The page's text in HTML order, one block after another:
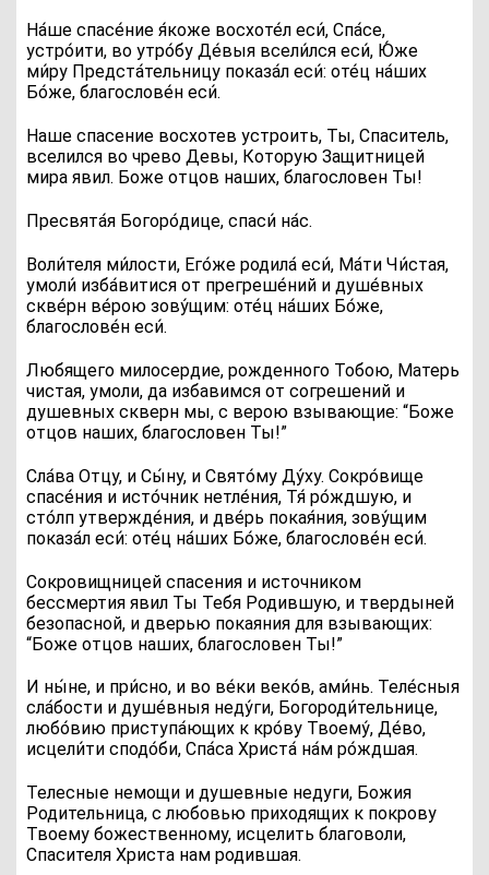
На́ше спасе́ние я́коже восхоте́л еси́, Спа́се,
устро́ити, во утро́бу Де́выя всели́лся еси́, Ю́же
ми́ру Предста́тельницу показа́л еси́: оте́ц на́ших
Бо́же, благослове́н еси́.
Наше спасение восхотев устроить, Ты, Спаситель,
вселился во чрево Девы, Которую Защитницей
мира явил. Боже отцов наших, благословен Ты!
Пресвята́я Богоро́дице, спаси́ на́с.
Воли́теля ми́лости, Его́же родила́ еси́, Ма́ти Чи́стая,
умоли́ изба́витися от прегреше́ний и душе́вных
скве́рн ве́рою зову́щим: оте́ц на́ших Бо́же,
благослове́н еси́.
Любящего милосердие, рожденного Тобою, Матерь
чистая, умоли, да избавимся от согрешений и
душевных скверн мы, с верою взывающие: “Боже
отцов наших, благословен Ты!”
Сла́ва Отцу, и Сы́ну, и Свято́му Ду́ху. Сокро́вище
спасе́ния и исто́чник нетле́ния, Тя́ ро́ждшую, и
сто́лп утвержде́ния, и две́рь покая́ния, зову́щим
показа́л еси́: оте́ц на́ших Бо́же, благослове́н еси́.
Сокровищницей спасения и источником
бессмертия явил Ты Тебя Родившую, и твердыней
безопасной, и дверью покаяния для взывающих:
“Боже отцов наших, благословен Ты!”
И ны́не, и при́сно, и во ве́ки веко́в, ами́нь. Теле́сныя
сла́бости и душе́вныя неду́ги, Богороди́тельнице,
любо́вию приступа́ющих к кро́ву Твоему́, Де́во,
исцели́ти сподо́би, Спа́са Христа́ на́м ро́ждшая.
Телесные немощи и душевные недуги, Божия
Родительница, с любовью приходящих к покрову
Твоему божественному, исцелить благоволи,
Спасителя Христа нам родившая.